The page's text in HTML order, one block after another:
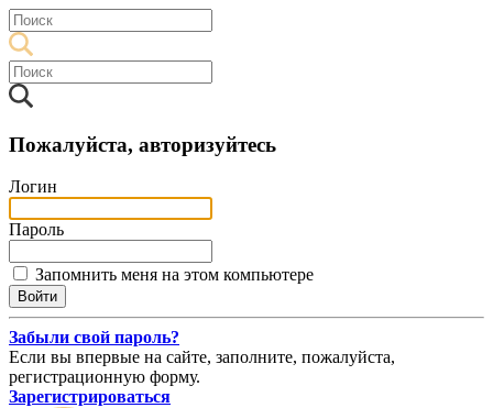
Пожалуйста, авторизуйтесь
Логин
Пароль
Запомнить меня на этом компьютере
Забыли свой пароль?
Если вы впервые на сайте, заполните, пожалуйста,
регистрационную форму.
Зарегистрироваться